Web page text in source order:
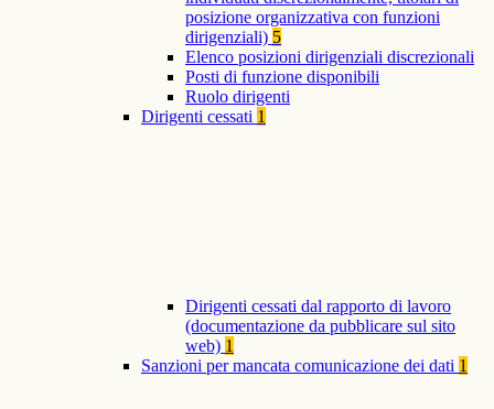
posizione organizzativa con funzioni
dirigenziali) 5
Elenco posizioni dirigenziali discrezionali
Posti di funzione disponibili
Ruolo dirigenti
Dirigenti cessati 1
Dirigenti cessati dal rapporto di lavoro
(documentazione da pubblicare sul sito
web) 1
Sanzioni per mancata comunicazione dei dati 1